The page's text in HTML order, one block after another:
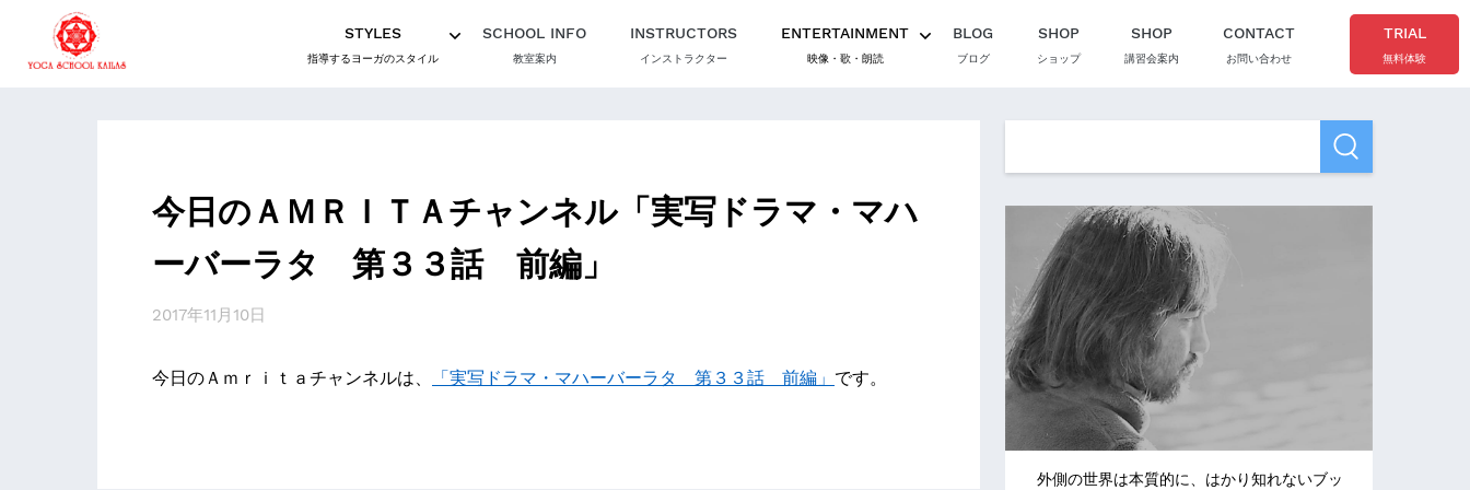
STYLES
指導するヨーガのスタイル
SCHOOL INFO
教室案内
INSTRUCTORS
インストラクター
ENTERTAINMENT
映像・歌・朗読
BLOG
ブログ
SHOP
ショップ
SHOP
講習会案内
CONTACT
お問い合わせ
TRIAL
無料体験
今日のＡＭＲＩＴＡチャンネル「実写ドラマ・マハ
ーバーラタ 第３３話 前編」
2017年11月10日
今日のＡｍｒｉｔａチャンネルは、 「実写ドラマ・マハーバーラタ 第３３話 前編」 です。
外側の世界は本質的に、はかり知れないブッ